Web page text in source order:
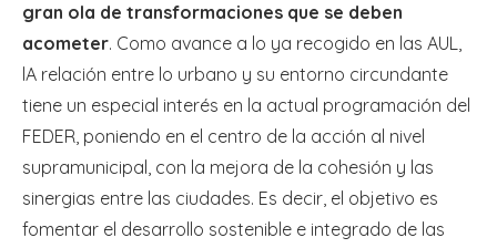
gran ola de transformaciones que se deben
acometer. Como avance a lo ya recogido en las AUL,
lA relación entre lo urbano y su entorno circundante
tiene un especial interés en la actual programación del
FEDER, poniendo en el centro de la acción al nivel
supramunicipal, con la mejora de la cohesión y las
sinergias entre las ciudades. Es decir, el objetivo es
fomentar el desarrollo sostenible e integrado de las